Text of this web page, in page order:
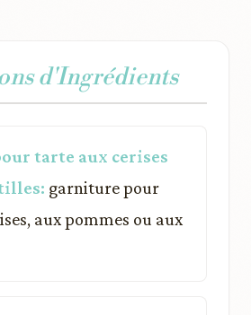
d'Ingrédients
tarte aux cerises
garniture pour
aux pommes ou aux